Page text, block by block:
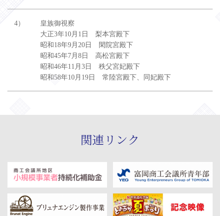
4）
皇族御視察
大正3年10月1日 梨本宮殿下
昭和18年9月20日 閑院宮殿下
昭和45年7月8日 高松宮殿下
昭和46年11月3日 秩父宮妃殿下
昭和58年10月19日 常陸宮殿下、同妃殿下
関連リンク